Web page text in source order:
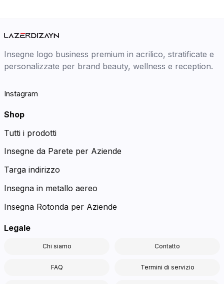
Insegne logo business premium in acrilico, stratificate e
personalizzate per brand beauty, wellness e reception.
Instagram
Shop
Tutti i prodotti
Insegne da Parete per Aziende
Targa indirizzo
Insegna in metallo aereo
Insegna Rotonda per Aziende
Legale
Chi siamo Contatto
FAQ Termini di servizio